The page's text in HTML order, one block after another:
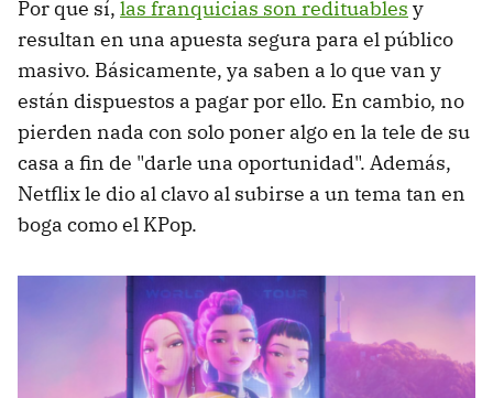
Por que sí, las franquicias son redituables y
resultan en una apuesta segura para el público
masivo. Básicamente, ya saben a lo que van y
están dispuestos a pagar por ello. En cambio, no
pierden nada con solo poner algo en la tele de su
casa a fin de "darle una oportunidad". Además,
Netflix le dio al clavo al subirse a un tema tan en
boga como el KPop.